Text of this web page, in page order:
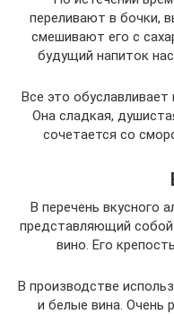
переливают в бочки,
смешивают его с
будущий напиток
Все это обуславливает
Она сладкая,
сочетается со
В перечень вкусного
представляющий
вино. Его
В производстве
и белые вина. Очень